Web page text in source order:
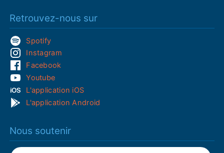
Retrouvez-nous sur
Spotify
Instagram
Facebook
Youtube
L'application iOS
L'application Android
Nous soutenir